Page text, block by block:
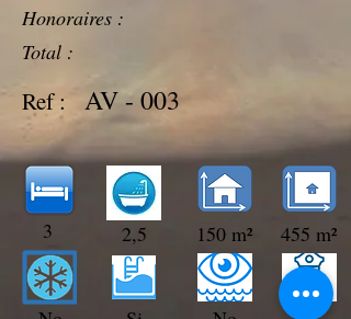
Honoraires :
Total :
Ref : AV - 003
3 2,5 150 m² 455 m²